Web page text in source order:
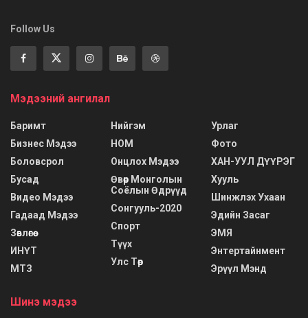
Follow Us
Мэдээний ангилал
Баримт
Бизнес Мэдээ
Боловсрол
Бусад
Видео Мэдээ
Гадаад Мэдээ
Зөвлөгөө
ИНҮТ
МТЗ
Нийгэм
НОМ
Онцлох Мэдээ
Өвөр Монголын
Соёлын Өдрүүд
Сонгууль-2020
Спорт
Түүх
Улс Төр
Урлаг
Фото
ХАН-УУЛ ДҮҮРЭГ
Хууль
Шинжлэх Ухаан
Эдийн Засаг
ЭМЯ
Энтертайнмент
Эрүүл Мэнд
Шинэ мэдээ